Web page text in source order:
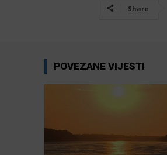
Share
POVEZANE VIJESTI